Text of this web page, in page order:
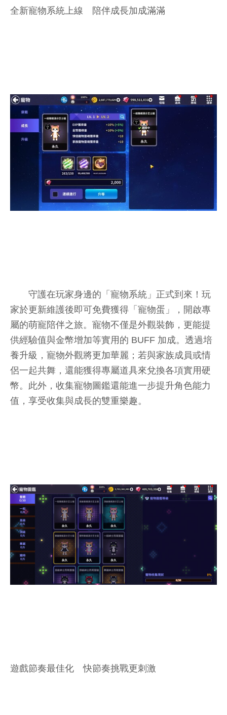
全新寵物系統上線 陪伴成長加成滿滿
守護在玩家身邊的「寵物系統」正式到來！玩
家於更新維護後即可免費獲得「寵物蛋」，開啟專
屬的萌寵陪伴之旅。寵物不僅是外觀裝飾，更能提
供經驗值與金幣增加等實用的 BUFF 加成。透過培
養升級，寵物外觀將更加華麗；若與家族成員或情
侶一起共舞，還能獲得專屬道具來兌換各項實用硬
幣。此外，收集寵物圖鑑還能進一步提升角色能力
值，享受收集與成長的雙重樂趣。
遊戲節奏最佳化 快節奏挑戰更刺激